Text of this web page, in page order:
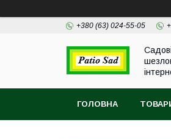
+380 (63) 024-55-05
ГОЛОВНА